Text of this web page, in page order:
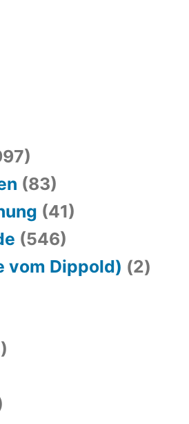
(83)
(41)
(546)
vom Dippold) (2)